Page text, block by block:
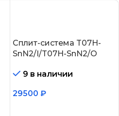
Сплит-система T07H-
SnN2/I/T07H-SnN2/O
9 в наличии
29500 ₽